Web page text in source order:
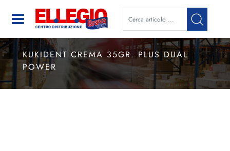
Open
KUKIDENT CREMA 35GR. PLUS DUAL
POWER